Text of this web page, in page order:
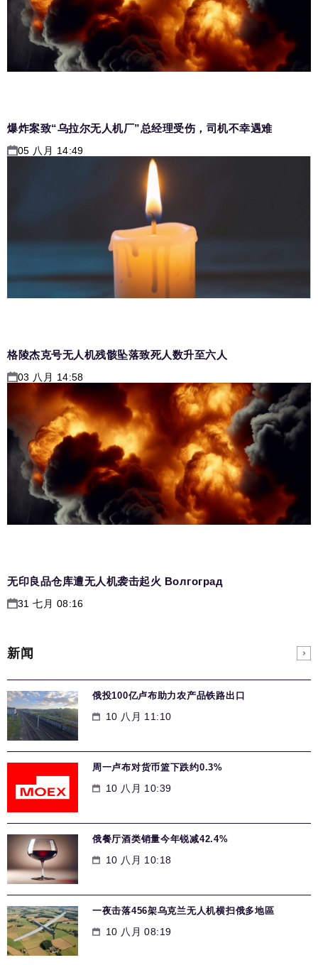
爆炸案致“乌拉尔无人机厂”总经理受伤，司机不幸遇难
05 八月 14:49
格陵杰克号无人机残骸坠落致死人数升至六人
03 八月 14:58
无印良品仓库遭无人机袭击起火 Волгоград
31 七月 08:16
新闻
俄投100亿卢布助力农产品铁路出口
10 八月 11:10
周一卢布对货币篮下跌约0.3%
10 八月 10:39
俄餐厅酒类销量今年锐减42.4%
10 八月 10:18
一夜击落456架乌克兰无人机横扫俄多地區
10 八月 08:19